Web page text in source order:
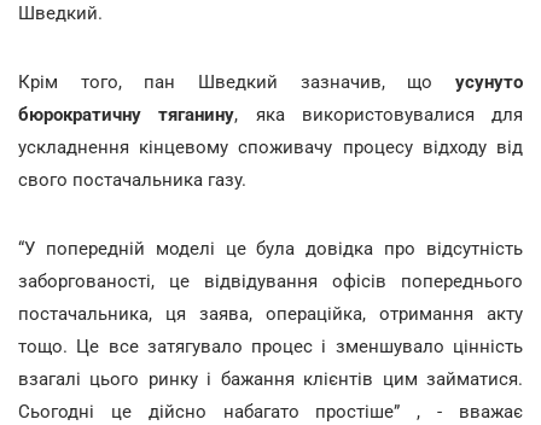
Шведкий.
Крім того, пан Шведкий зазначив, що усунуто
бюрократичну тяганину, яка використовувалися для
ускладнення кінцевому споживачу процесу відходу від
свого постачальника газу.
“У попередній моделі це була довідка про відсутність
заборгованості, це відвідування офісів попереднього
постачальника, ця заява, операційка, отримання акту
тощо. Це все затягувало процес і зменшувало цінність
взагалі цього ринку і бажання клієнтів цим займатися.
Сьогодні це дійсно набагато простіше” , - вважає